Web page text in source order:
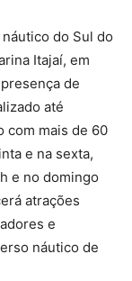
do Sul do
Itajaí, em
de
até
com mais de 60
e na sexta,
e no domingo
atrações
e
náutico de